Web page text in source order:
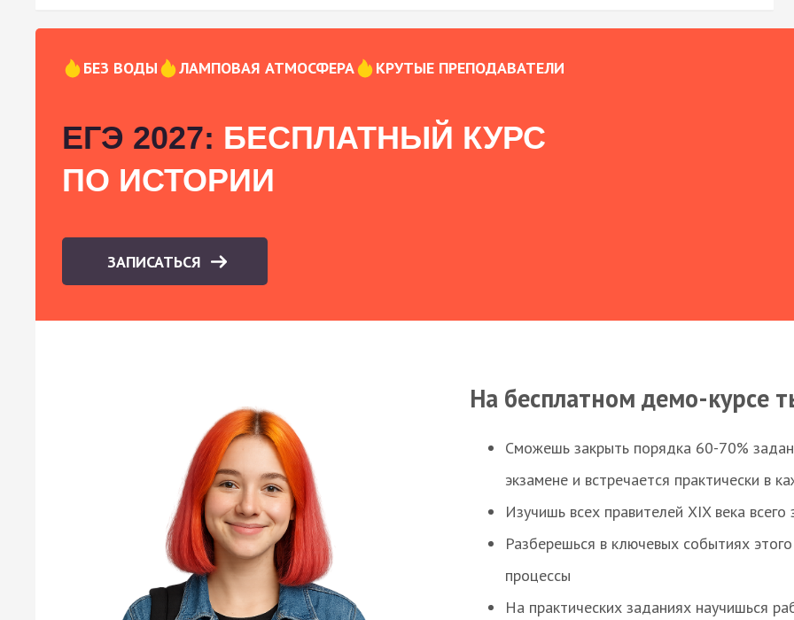
БЕЗ ВОДЫ ЛАМПОВАЯ АТМОСФЕРА КРУТЫЕ ПРЕПОДАВАТЕЛИ
ЕГЭ 2027: БЕСПЛАТНЫЙ КУРС
ПО ИСТОРИИ
ЗАПИСАТЬСЯ
На бесплатном демо-курсе
Сможешь закрыть порядка 60-70%
экзамене и встречается практически в
Изучишь всех правителей XIX века всего
Разберешься в ключевых событиях
процессы
На практических заданиях научишься